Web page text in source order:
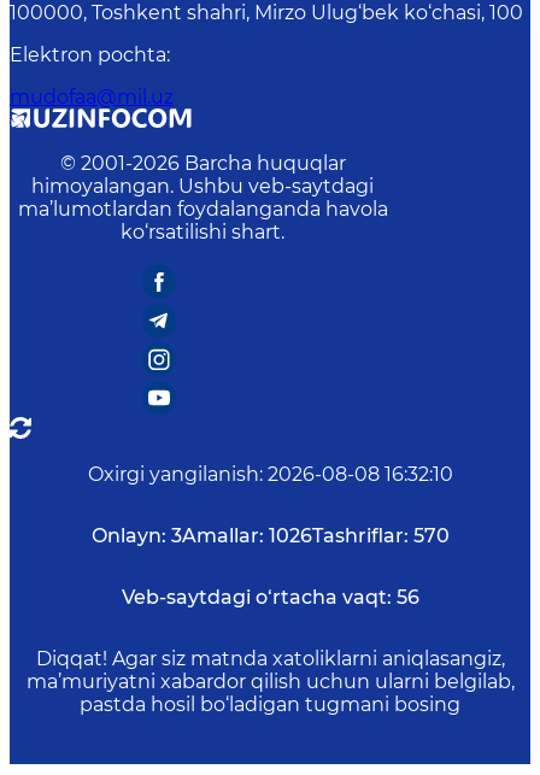
100000, Toshkent shahri, Mirzo Ulug‘bek ko‘chasi, 100
Elektron pochta:
mudofaa@mil.uz
© 2001-2026 Barcha huquqlar
himoyalangan. Ushbu veb-saytdagi
ma’lumotlardan foydalanganda havola
ko‘rsatilishi shart.
Oxirgi yangilanish: 2026-08-08 16:32:10
Onlayn: 3Amallar: 1026Tashriflar: 570
Veb-saytdagi o‘rtacha vaqt: 56
Diqqat! Agar siz matnda xatoliklarni aniqlasangiz,
ma’muriyatni xabardor qilish uchun ularni belgilab,
pastda hosil bo‘ladigan tugmani bosing